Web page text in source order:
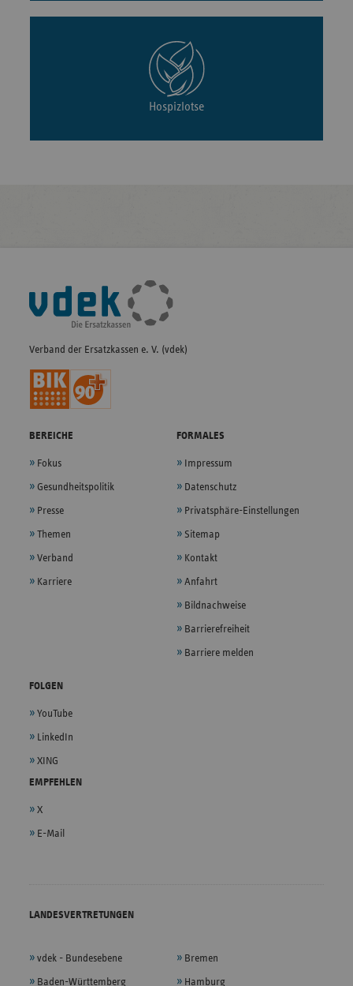
Hospizlotse
Fußleisten-
Navigation
Verband der Ersatzkassen e. V. (vdek)
BEREICHE
Fokus
Gesundheitspolitik
Presse
Themen
Verband
Karriere
FORMALES
Impressum
Datenschutz
Privatsphäre-Einstellungen
Sitemap
Kontakt
Anfahrt
Bildnachweise
Barrierefreiheit
Barriere melden
FOLGEN
YouTube
LinkedIn
XING
EMPFEHLEN
X
E-Mail
LANDESVERTRETUNGEN
vdek - Bundesebene
Baden-Württemberg
Bremen
Hamburg